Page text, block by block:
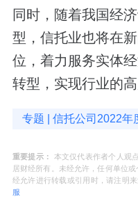
同时，随着我国经
型，信托业也将在
位，着力服务实体
转型，实现行业的高
专题 | 信托公司2022年
重要提示：
本文仅代表作者个人观
居财经所有。未经允许，任何单位
经允许进行转载或引用时，请注明
服